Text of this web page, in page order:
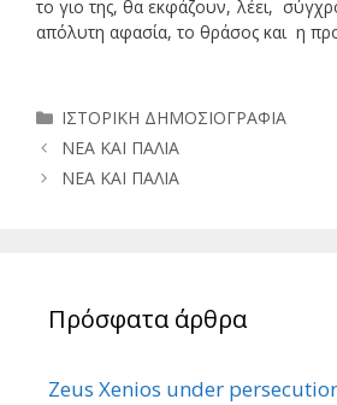
το γιο της, θα εκφάζουν, λέει,
απόλυτη αφασία, το θράσος και η
Κατηγορίες
ΙΣΤΟΡΙΚΗ ΔΗΜΟΣΙΟΓΡΑΦΙΑ
ΝΕΑ ΚΑΙ ΠΑΛΙΑ
ΝΕΑ ΚΑΙ ΠΑΛΙΑ
Πρόσφατα άρθρα
Zeus Xenios under